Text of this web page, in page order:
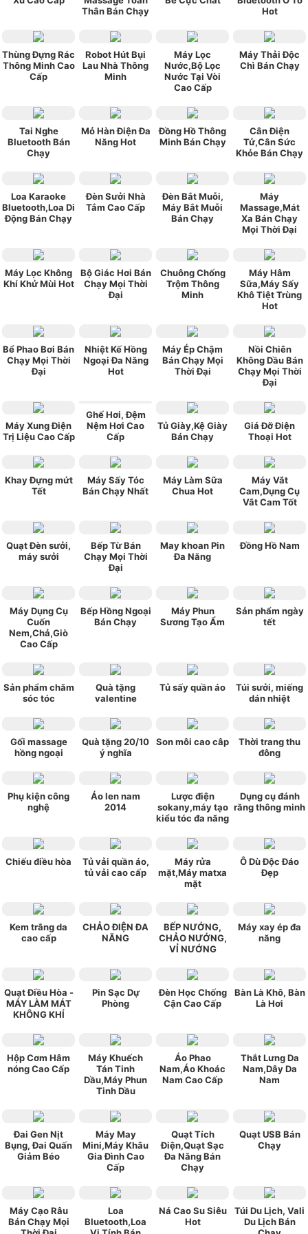
Thân Bán Chạy
Hot
Thùng Đựng Rác
Thông Minh Cao
Cấp
Robot Hút Bụi
Lau Nhà Thông
Minh
Máy Lọc
Nước,Bộ Lọc
Nước Tại Vòi
Cao Cấp
Máy Thải Độc
Chì Bán Chạy
Tai Nghe
Bluetooth Bán
Chạy
Mỏ Hàn Điện Đa
Năng Hot
Đồng Hồ Thông
Minh Bán Chạy
Cân Điện
Tử,Cân Sức
Khỏe Bán Chạy
Loa Karaoke
Bluetooth,Loa Di
Động Bán Chạy
Đèn Sưởi Nhà
Tắm Cao Cấp
Đèn Bắt Muỗi,
Máy Bắt Muỗi
Bán Chạy
Máy
Massage,Mát
Xa Bán Chạy
Mọi Thời Đại
Máy Lọc Không
Khí Khử Mùi Hot
Bộ Giác Hơi Bán
Chạy Mọi Thời
Đại
Chuông Chống
Trộm Thông
Minh
Máy Hâm
Sữa,Máy Sấy
Khô Tiệt Trùng
Hot
Bể Phao Bơi Bán
Chạy Mọi Thời
Đại
Nhiệt Kế Hồng
Ngoại Đa Năng
Hot
Máy Ép Chậm
Bán Chạy Mọi
Thời Đại
Nồi Chiên
Không Dầu Bán
Chạy Mọi Thời
Đại
Máy Xung Điện
Trị Liệu Cao Cấp
Ghế Hơi, Đệm
Nệm Hơi Cao
Cấp
Tủ Giày,Kệ Giày
Bán Chạy
Giá Đỡ Điện
Thoại Hot
Khay Đựng mứt
Tết
Máy Sấy Tóc
Bán Chạy Nhất
Máy Làm Sữa
Chua Hot
Máy Vắt
Cam,Dụng Cụ
Vắt Cam Tốt
Quạt Đèn sưởi,
máy sưởi
Bếp Từ Bán
Chạy Mọi Thời
Đại
May khoan Pin
Đa Năng
Đồng Hồ Nam
Máy Dụng Cụ
Cuốn
Nem,Chả,Giò
Cao Cấp
Bếp Hồng Ngoại
Bán Chạy
Máy Phun
Sương Tạo Ẩm
Sản phẩm ngày
tết
Sản phẩm chăm
sóc tóc
Quà tặng
valentine
Tủ sấy quần áo
Túi sưởi, miếng
dán nhiệt
Gối massage
hồng ngoại
Quà tặng 20/10
ý nghĩa
Son môi cao câp
Thời trang thu
đông
Phụ kiện công
nghệ
Áo len nam
2014
Lược điện
sokany,máy tạo
kiểu tóc đa năng
Dụng cụ đánh
răng thông minh
Chiếu điều hòa
Tủ vải quần áo,
tủ vải cao cấp
Máy rửa
mặt,Máy matxa
mặt
Ô Dù Độc Đáo
Đẹp
Kem trắng da
cao cấp
CHẢO ĐIỆN ĐA
NĂNG
BẾP NƯỚNG,
CHẢO NƯỚNG,
VỈ NƯỚNG
Máy xay ép đa
năng
Quạt Điều Hòa -
MÁY LÀM MÁT
KHÔNG KHÍ
Pin Sạc Dự
Phòng
Đèn Học Chống
Cận Cao Cấp
Bàn Là Khô, Bàn
Là Hơi
Hộp Cơm Hâm
nóng Cao Cấp
Máy Khuếch
Tán Tinh
Dầu,Máy Phun
Tinh Dầu
Áo Phao
Nam,Áo Khoác
Nam Cao Cấp
Thắt Lưng Da
Nam,Dây Da
Nam
Đai Gen Nịt
Bụng, Đai Quấn
Giảm Béo
Máy May
Mini,Máy Khâu
Gia Đình Cao
Cấp
Quạt Tích
Điện,Quạt Sạc
Đa Năng Bán
Chạy
Quạt USB Bán
Chạy
Máy Cạo Râu
Bán Chạy Mọi
Loa
Bluetooth,Loa
Ná Cao Su Siêu
Hot
Túi Du Lịch, Vali
Du Lịch Bán